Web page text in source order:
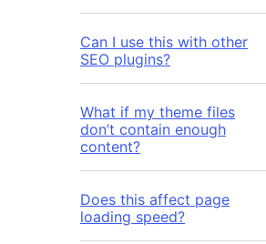
Can I use this with other
SEO plugins?
What if my theme files
don’t contain enough
content?
Does this affect page
loading speed?